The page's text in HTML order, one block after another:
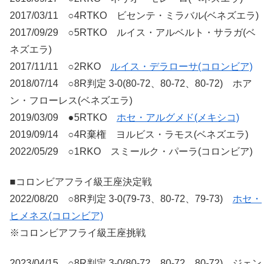
2017/03/11 ○4RTKO ビセンテ・ミラバル(ベネズエラ)
2017/09/29 ○5RTKO ルイス・アルベルト・サラガ(ベ
ネズエラ)
2017/11/11 ○2RKO
ルイス・デラローサ(コロンビア)
2018/07/14 ○8R判定 3-0(80-72、80-72、80-72) ホア
ン・フローレス(ベネズエラ)
2019/03/09 ●5RTKO ホセ・アルグメド(メキシコ)
2019/09/14 ○4R棄権 ヨルビス・ラモス(ベネズエラ)
2022/05/29 ○1RKO スミールク・パーラ(コロンビア)
■コロンビアフライ級王座決定戦
2022/08/20 ○8R判定 3-0(79-73、80-72、79-73) ホセ・
ヒメネス(コロンビア)
※コロンビアフライ級王座挑戦